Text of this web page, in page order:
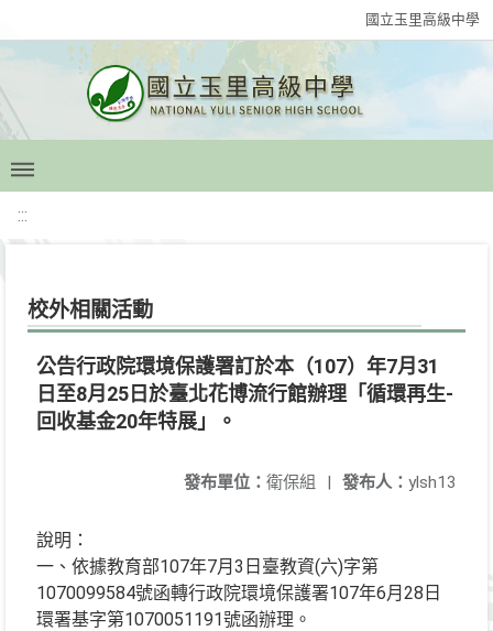
國立玉里高級中學
:::
校外相關活動
公告行政院環境保護署訂於本（107）年7月31
日至8月25日於臺北花博流行館辦理「循環再生-
回收基金20年特展」。
發布人： ylsh13
發布單位： 衛保組 |
說明：
一、依據教育部107年7月3日臺教資(六)字第
1070099584號函轉行政院環境保護署107年6月28日
環署基字第1070051191號函辦理。